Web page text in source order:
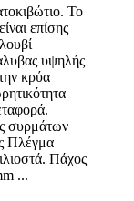
Το
επίσης
υψηλής
κρύα
συρμάτων
Πλέγμα
Πάχος
...